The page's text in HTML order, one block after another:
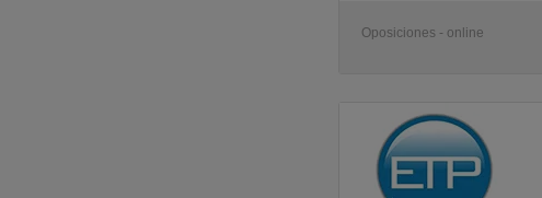
Oposiciones - online